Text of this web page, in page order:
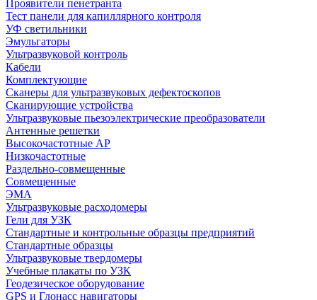
Проявители пенетранта
Тест панели для капиллярного контроля
УФ светильники
Эмульгаторы
Ультразвуковой контроль
Кабели
Комплектующие
Сканеры для ультразвуковых дефектоскопов
Сканирующие устройства
Ультразвуковые пьезоэлектрические преобразователи
Антенные решетки
Высокочастотные АР
Низкочастотные
Раздельно-совмещенные
Совмещенные
ЭМА
Ультразвуковые расходомеры
Гели для УЗК
Стандартные и контрольные образцы предприятий
Стандартные образцы
Ультразвуковые твердомеры
Учебные плакаты по УЗК
Геодезическое оборудование
GPS и Глонасс навигаторы